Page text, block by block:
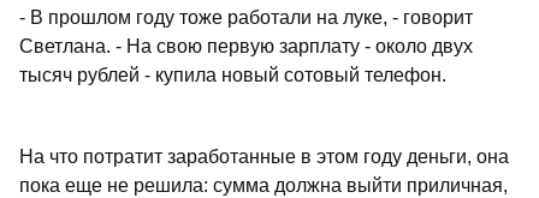
- В прошлом году тоже работали на луке, - говорит
Светлана. - На свою первую зарплату - около двух
тысяч рублей - купила новый сотовый телефон.
На что потратит заработанные в этом году деньги, она
пока еще не решила: сумма должна выйти приличная,